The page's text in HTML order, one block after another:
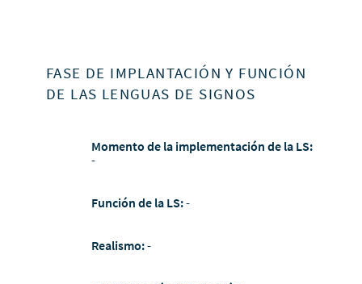
FASE DE IMPLANTACIÓN Y FUNCIÓN
DE LAS LENGUAS DE SIGNOS
Momento de la implementación de la LS:
-
Función de la LS:-
Realismo:-